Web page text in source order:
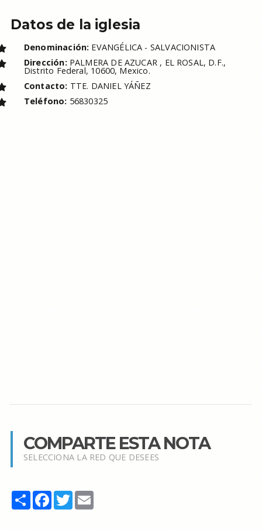
Datos de la iglesia
Denominación: EVANGÉLICA - SALVACIONISTA
Dirección: PALMERA DE AZUCAR , EL ROSAL, D.F.,
Distrito Federal, 10600, Mexico.
Contacto: TTE. DANIEL YÁÑEZ
Teléfono: 56830325
COMPARTE ESTA NOTA
SELECCIONA LA RED QUE DESEES
Share Facebook
TwitterEmail